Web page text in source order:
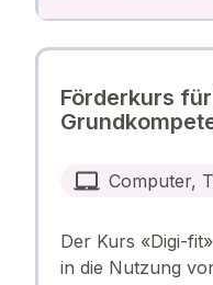
Förderkurs
Computer,
Der Kurs «Digi-
in die Nutzung